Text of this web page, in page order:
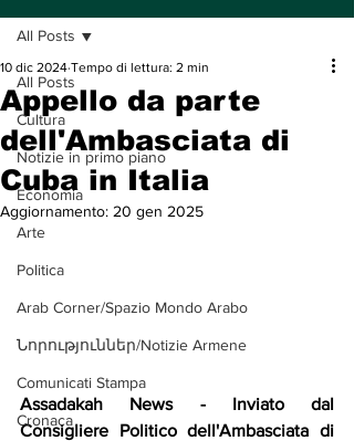
All Posts
Cultura
Notizie in primo piano
Economia
Arte
Politica
Arab Corner/Spazio Mondo Arabo
Նորություններ/Notizie Armene
Comunicati Stampa
Cronaca
All Posts
Appello da parte
dell'Ambasciata di
Cuba in Italia
10 dic 2024 Tempo di lettura: 2 min
Aggiornamento: 20 gen 2025
Assadakah News - Inviato dal
Consigliere Politico dell'Ambasciata di